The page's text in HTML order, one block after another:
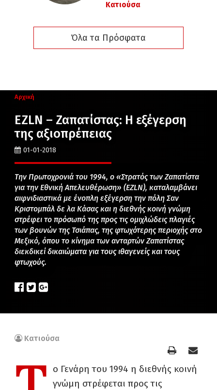
Κατιούσα
Όλα τα Πρόσφατα
Αρχική
EZLN – Ζαπατίστας: Η εξέγερση
της αξιοπρέπειας
01-01-2018
Την Πρωτοχρονιά του 1994, ο «Στρατός των Ζαπατίστα
για την Εθνική Απελευθέρωση» (EZLN), καταλαμβάνει
αιφνιδιαστικά με ένοπλη εξέγερση την πόλη Σαν
Κριστομπάλ δε λα Κάσας και η διεθνής κοινή γνώμη
στρέφει το πρόσωπό της προς τις ομιχλώδεις πλαγιές
των βουνών της Τσιάπας, της φτωχότερης περιοχής στο
Μεξικό, όπου το κίνημα των ανταρτών Ζαπατίστας
διεκδικεί δικαιώματα για τους ιθαγενείς και τους
φτωχούς.
Κατιούσα
ο Γενάρη του 1994 η διεθνής κοινή
γνώμη στρέφεται προς τις